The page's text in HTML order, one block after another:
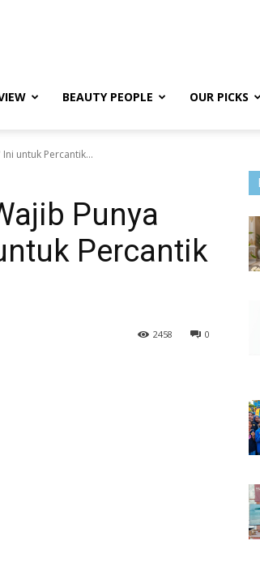
BEAUTY PEOPLE OUR PICKS
untuk Percantik...
Punya
Percantik
0
2458